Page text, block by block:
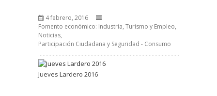
4 febrero, 2016
Fomento económico: Industria, Turismo y Empleo,
Noticias,
Participación Ciudadana y Seguridad - Consumo
Jueves Lardero 2016